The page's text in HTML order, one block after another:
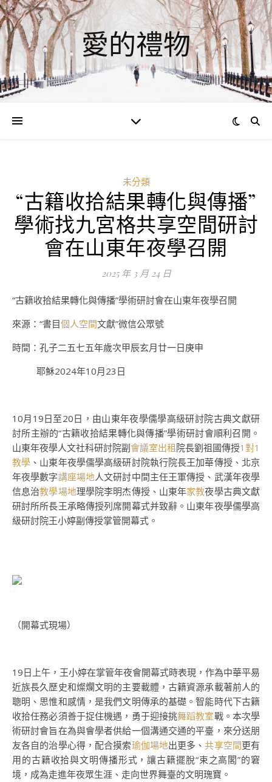
愛的禮物
未分類
“古籍收拾結果轉化與傳播”
學術找九宮格共享空間研討
會在山東年夜學召開
2025 年 3 月 24 日
“古籍收拾結果轉化與傳播”學術研討會在山東年夜學召開
來源：“書目個人空間文獻”微信公眾號
時間：孔子二五七五年歲次甲辰玄月廿一日庚申
耶穌2024年10月23日
10月19日至20日，由山東年夜學儒學高級研討院古典文獻研
討所主辦的“古籍收拾結果轉化與傳播”學術研討會順利召開。
山東年夜學人文社科研討院副會議室出租 院長劉祖國傳授1對1
教學 、山東年夜學儒學高級研討院執行院長王加華傳授、北京
年夜學數字講座場地人文研討中間主任王軍傳授、武漢年夜學
信息治教學場地理學院李明杰傳授、山東年家教夜學古典文獻
研討所所長王承略傳授列席開幕式并致辭。山東年夜學儒學高
級研討院王小婷副傳授掌管開幕式。
（開幕式現場）
19日上午，王小婷在掌管年夜會開幕式時表現，作為中華平易
近族長久歷史和燦爛文明的主要載體，古籍資源承載著前人的
聰明、思惟和感情，是我們文明傳承的基礎。智能時代下古籍
收拾任務必須善于捉住機遇，勇于迎接挑舞蹈教室戰。本次學
術研討會旨在為與會學者供給一個溝通交通的平臺，來分送朋
友各自的治學心得，配合摸索瑜伽場地出更多、共享空間更有
用的古籍收拾與文明傳播形式，讓古籍擺脫“束之高閣”的窘
境，成為走進年夜眾生涯、走向世界舞臺的文明瑰寶。